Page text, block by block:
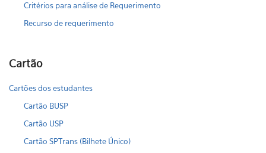
Critérios para análise de Requerimento
Recurso de requerimento
Cartão
Cartões dos estudantes
Cartão BUSP
Cartão USP
Cartão SPTrans (Bilhete Único)